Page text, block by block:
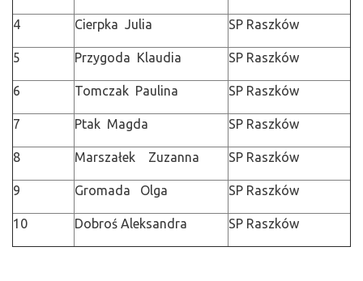
4 Cierpka Julia SP Raszków
5 Przygoda Klaudia SP Raszków
6 Tomczak Paulina SP Raszków
7 Ptak Magda SP Raszków
8 Marszałek Zuzanna SP Raszków
9 Gromada Olga SP Raszków
10 Dobroś Aleksandra SP Raszków